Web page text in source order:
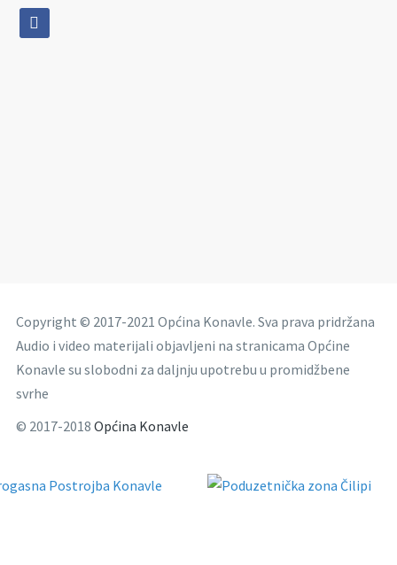
facebook
Copyright © 2017-2021 Općina Konavle. Sva prava pridržana
Audio i video materijali objavljeni na stranicama Općine
Konavle su slobodni za daljnju upotrebu u promidžbene
svrhe
© 2017-2018 Općina Konavle